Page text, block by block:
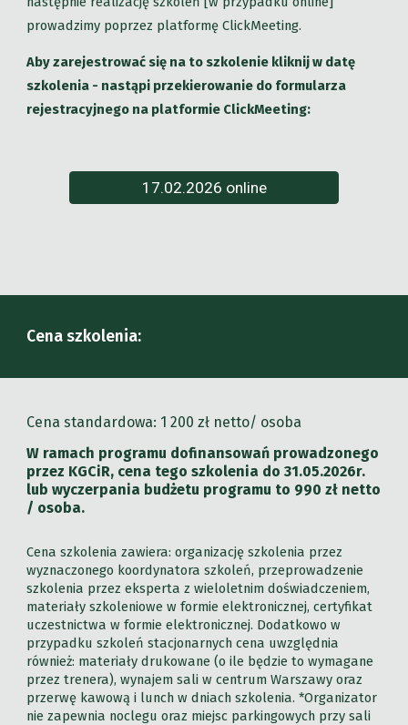
prowadzimy poprzez platformę ClickMeeting.
Aby zarejestrować się na to szkolenie kliknij w datę
szkolenia - nastąpi przekierowanie do formularza
rejestracyjnego na platformie ClickMeeting:
17.02.2026 online
Cena szkolenia:
Cena standardowa: 1 200 zł netto/ osoba
W ramach programu dofinansowań prowadzonego
przez KGCiR, cena tego szkolenia do 31.05.2026r.
lub wyczerpania budżetu programu to 990 zł netto
/ osoba.
Cena szkolenia zawiera: organizację szkolenia przez
wyznaczonego koordynatora szkoleń, przeprowadzenie
szkolenia przez eksperta z wieloletnim doświadczeniem,
materiały szkoleniowe w formie elektronicznej, certyfikat
uczestnictwa w formie elektronicznej. Dodatkowo w
przypadku szkoleń stacjonarnych cena uwzględnia
również: materiały drukowane (o ile będzie to wymagane
przez trenera), wynajem sali w centrum Warszawy oraz
przerwę kawową i lunch w dniach szkolenia. *Organizator
nie zapewnia noclegu oraz miejsc parkingowych przy sali